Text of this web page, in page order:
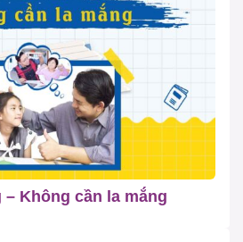
Không cần la mắng